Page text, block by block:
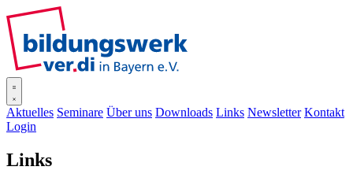
Aktuelles Seminare Über uns Downloads Links Newsletter Kontakt
Login
Links